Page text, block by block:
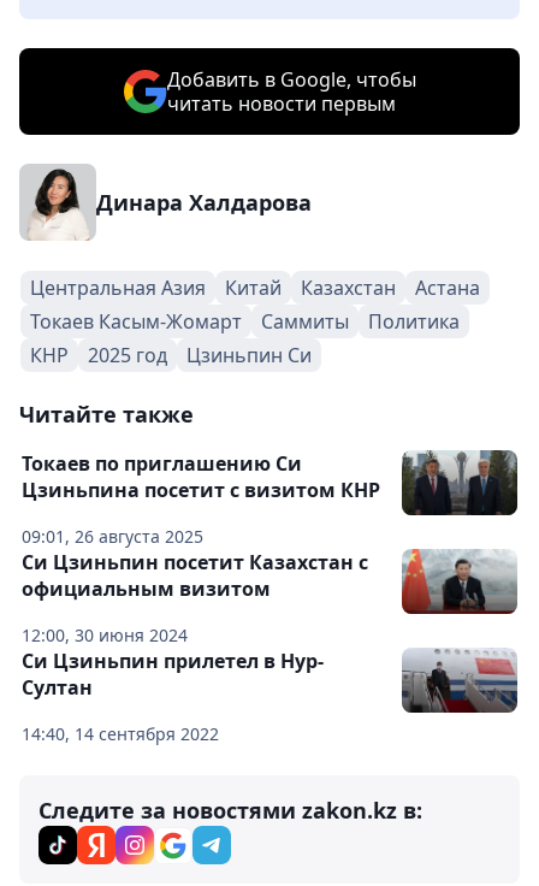
Добавить в Google, чтобы
читать новости первым
Динара Халдарова
Центральная Азия Китай Казахстан
Астана
Токаев Касым-Жомарт
Саммиты
Политика
КНР
2025 год Цзиньпин Си
Читайте также
09:01, 26 августа 2025
Токаев по приглашению Си
Цзиньпина посетит с визитом КНР
12:00, 30 июня 2024
Си Цзиньпин посетит Казахстан с
официальным визитом
14:40, 14 сентября 2022
Си Цзиньпин прилетел в Нур-
Султан
Следите за новостями zakon.kz в: